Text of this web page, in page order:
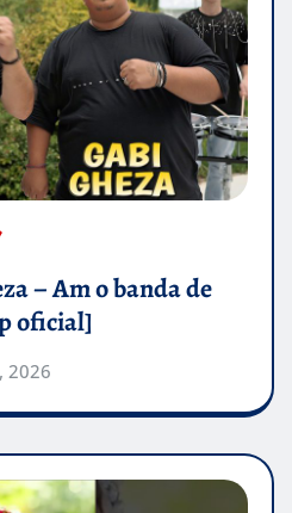
– Am o banda de
oficial]
2026